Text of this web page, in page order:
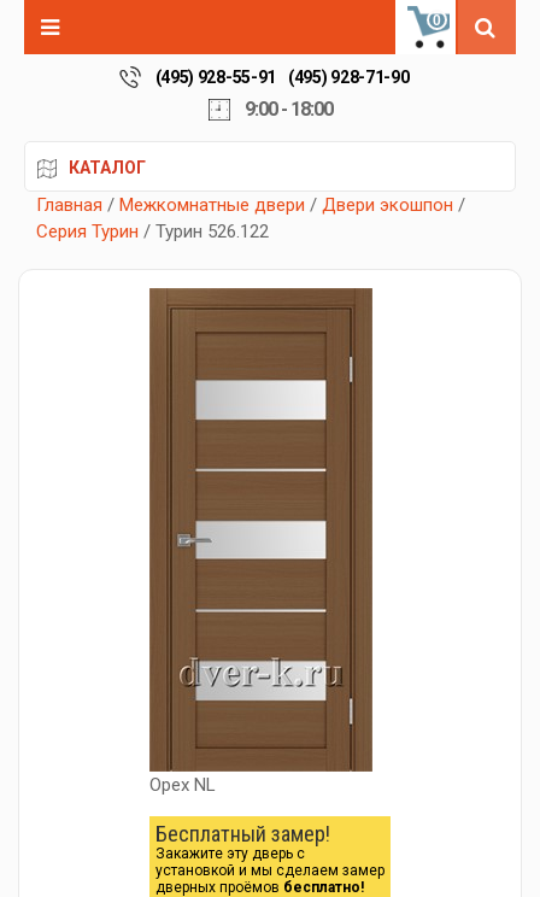
0
(495) 928-55-91 (495) 928-71-90
9:00 - 18:00
КАТАЛОГ
Главная / Межкомнатные двери / Двери экошпон /
Серия Турин / Турин 526.122
Орех NL
Бесплатный замер!
Закажите эту дверь с
установкой и мы сделаем замер
дверных проёмов бесплатно!